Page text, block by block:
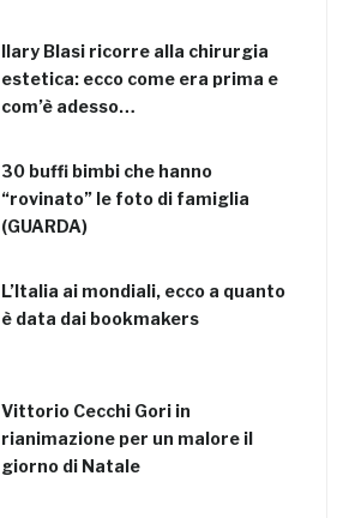
Ilary Blasi ricorre alla chirurgia
estetica: ecco come era prima e
com’è adesso…
30 buffi bimbi che hanno
“rovinato” le foto di famiglia
(GUARDA)
L’Italia ai mondiali, ecco a quanto
è data dai bookmakers
Vittorio Cecchi Gori in
rianimazione per un malore il
giorno di Natale